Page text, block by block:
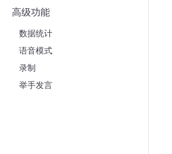
高级功能
数据统计
语音模式
录制
举手发言